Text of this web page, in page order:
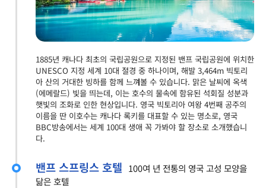
1885년 캐나다 최초의 국립공원으로 지정된 밴프 국립공원에 위치한
UNESCO 지정 세계 10대 절경 중 하나이며, 해발 3,464m 빅토리
아 산의 거대한 빙하를 함께 느껴볼 수 있습니다. 맑은 날씨에 옥색
(에메랄드) 빛을 띄는데, 이는 호수의 물속에 함유된 석회질 성분과
햇빛의 조화로 인한 현상입니다. 영국 빅토리아 여왕 4번째 공주의
이름을 딴 이호수는 캐나다 록키를 대표할 수 있는 명소로, 영국
BBC방송에서는 세계 100대 생애 꼭 가봐야 할 장소로 소개했습니
다.
밴프 스프링스 호텔 100여 년 전통의 영국 고성 모양을
닮은 호텔